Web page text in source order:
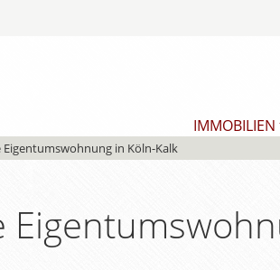
IMMOBILIEN
in Köln-Kalk